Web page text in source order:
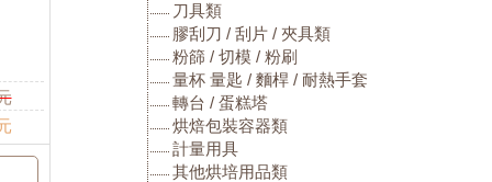
刀具類
膠刮刀 / 刮片 / 夾具類
粉篩 / 切模 / 粉刷
量杯 量匙 / 麵桿 / 耐熱手套
轉台 / 蛋糕塔
烘焙包裝容器類
計量用具
其他烘培用品類